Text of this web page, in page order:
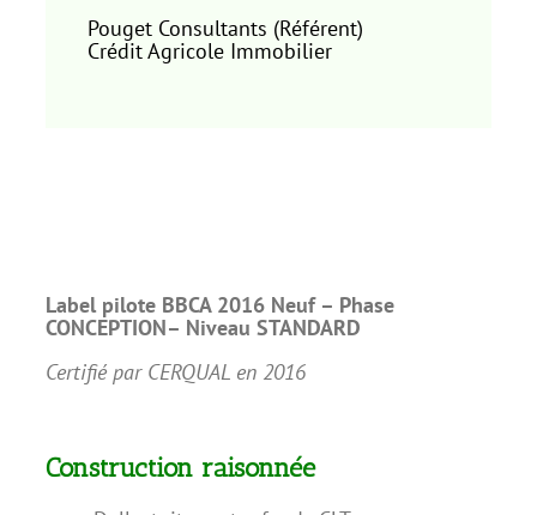
Pouget Consultants (Référent)
Crédit Agricole Immobilier
Label pilote BBCA 2016 Neuf – Phase
CONCEPTION– Niveau STANDARD
Certifié par CERQUAL en 2016
Construction raisonnée